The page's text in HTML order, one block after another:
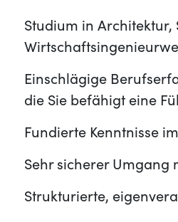
Studium in
Einschlägige
die Sie befähigt eine
Fundierte Kenntnisse
Sehr sicherer
Strukturierte,